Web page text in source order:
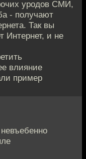
уродов СМИ,
- получают
Так вы
Интернет, и не
влияние
пример